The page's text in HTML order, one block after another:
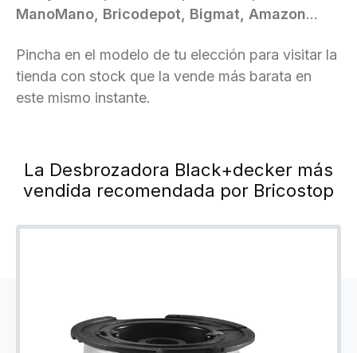
ManoMano, Bricodepot, Bigmat, Amazon...
Pincha en el modelo de tu elección para visitar la
tienda con stock que la vende más barata en
este mismo instante.
La Desbrozadora Black+decker más
vendida recomendada por Bricostop